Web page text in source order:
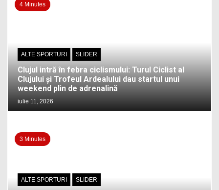
4 Minutes
ALTE SPORTURI SLIDER
Clujul intră în febra ciclismului: Turul Ciclist al
Clujului și Trofeul Ardealului dau startul unui
weekend plin de adrenalină
iulie 11, 2026
3 Minutes
ALTE SPORTURI SLIDER